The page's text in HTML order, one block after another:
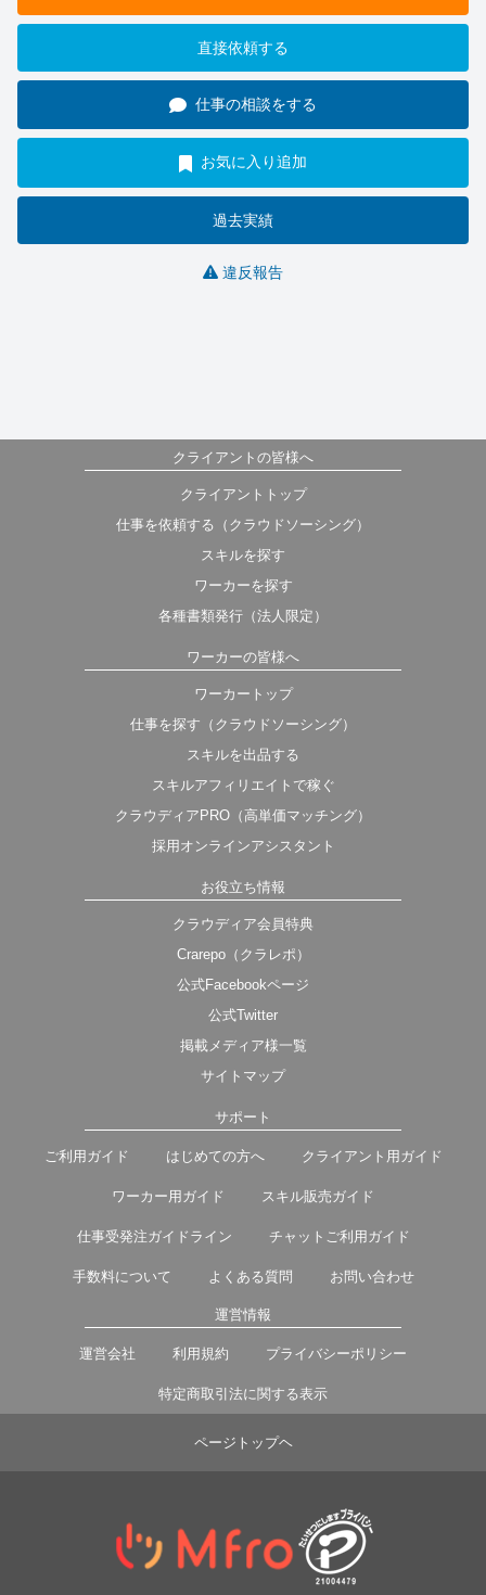
直接依頼する
仕事の相談をする
お気に入り追加
過去実績
違反報告
クライアントの皆様へ
クライアントトップ
仕事を依頼する（クラウドソーシング）
スキルを探す
ワーカーを探す
各種書類発行（法人限定）
ワーカーの皆様へ
ワーカートップ
仕事を探す（クラウドソーシング）
スキルを出品する
スキルアフィリエイトで稼ぐ
クラウディアPRO（高単価マッチング）
採用オンラインアシスタント
お役立ち情報
クラウディア会員特典
Crarepo（クラレポ）
公式Facebookページ
公式Twitter
掲載メディア様一覧
サイトマップ
サポート
ご利用ガイド はじめての方へ クライアント用ガイド
ワーカー用ガイド スキル販売ガイド
仕事受発注ガイドライン チャットご利用ガイド
手数料について よくある質問 お問い合わせ
運営情報
運営会社 利用規約 プライバシーポリシー
特定商取引法に関する表示
ページトップヘ